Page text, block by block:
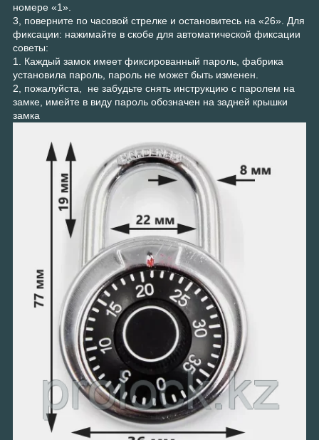
номере «1».
3, поверните по часовой стрелке и остановитесь на «26». Для
фиксации: нажимайте в скобе для автоматической фиксации
советы:
1. Каждый замок имеет фиксированный пароль, фабрика
установила пароль, пароль не может быть изменен.
2, пожалуйста, не забудьте снять инструкцию с паролем на
замке, имейте в виду пароль обозначен на задней крышки
замка